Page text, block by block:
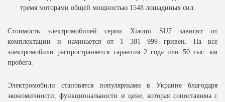
тремя моторами общей мощностью 1548 лошадиных сил.
Стоимость электромобилей серии Xiaomi SU7 зависит от
комплектации и начинается от 1 381 999 гривен. На все
электромобили распространяется гарантия 2 года или 50 тыс. км
пробега.
Электромобили становятся популярными в Украине благодаря
экономичности, функциональности и цене, которая сопоставима с